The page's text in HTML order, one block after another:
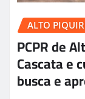
ALTO
PCPR de
Cascata e
busca e